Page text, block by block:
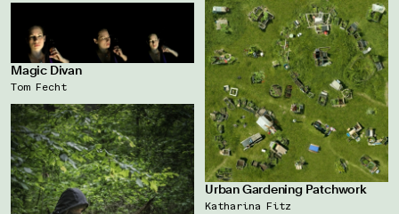
Urban Gardening Patchwork
Katharina Fitz
Magic Divan
Tom Fecht